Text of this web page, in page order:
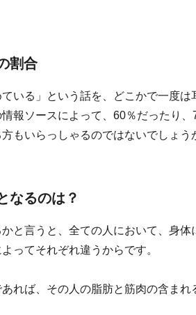
割合
ている」という話を、どこかで一度
報ソースによって、60％だったり
もいらっしゃるのではないでしょう
なるのは？
と言うと、全ての人において、身
ってそれぞれ違うからです。
れば、その人の脂肪と筋肉の含ま